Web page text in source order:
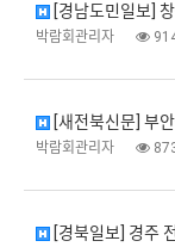
[경남도민일보]
박람회관리자
[새전북신문] 부
박람회관리자
[경북일보] 경주